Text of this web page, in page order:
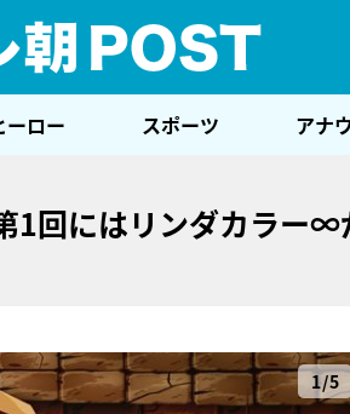
ーロー スポーツ アナ
1回にはリンダカラー∞
1/5